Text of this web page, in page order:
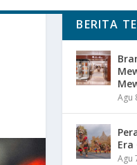
BERITA
Agu
Era
Agu